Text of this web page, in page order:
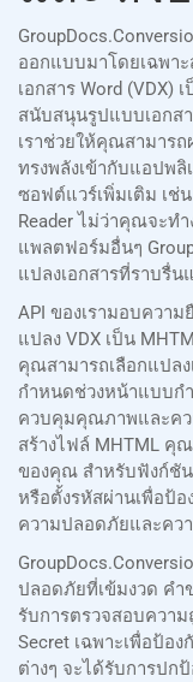
ออกแบบมาโดยเฉพา
เอกสาร Word (VDX)
สนับสนุนรูปแบบเอกส
เราช่วยให้คุณสามาร
ทรงพลังเข้ากับแอปพ
ซอฟต์แวร์เพิ่มเติม เช่
Reader ไม่ว่าคุณจะทำ
แพลตฟอร์มอื่นๆ
แปลงเอกสารที่ราบรื่
API ของเรามอบควา
แปลง VDX เป็น
คุณสามารถเลือกแปลง
กำหนดช่วงหน้าแบบก
ควบคุมคุณภาพและคว
สร้างไฟล์ MHTML คุ
ของคุณ สำหรับฟังก์ชัน
หรือตั้งรหัสผ่านเพื่อป้
ความปลอดภัยและคว
ปลอดภัยที่เข้มงวด คำ
รับการตรวจสอบควา
Secret เฉพาะเพื่อป้อ
ต่างๆ จะได้รับการปก